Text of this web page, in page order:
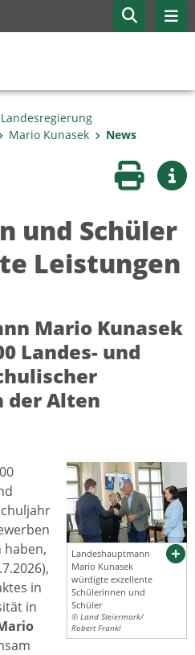
Mario Kunasek News
Seite
und Schüler
Leistungen
Mario Kunasek
Landes- und
der Alten
Landeshauptmann
Mario Kunasek
würdigte exzellente
Schülerinnen und
Schüler
© Land Steiermark/
Robert Frankl
haben,
in
in